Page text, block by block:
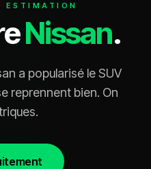
ESTIMATION
Nissan.
a popularisé le SUV
reprennent bien. On